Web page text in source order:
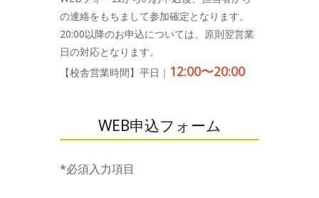
の連絡をもちまして参加確定となります。
20:00以降のお申込については、原則翌営業
日の対応となります。
【校舎営業時間】平日｜ 12:00〜20:00
WEB申込フォーム
*必須入力項目